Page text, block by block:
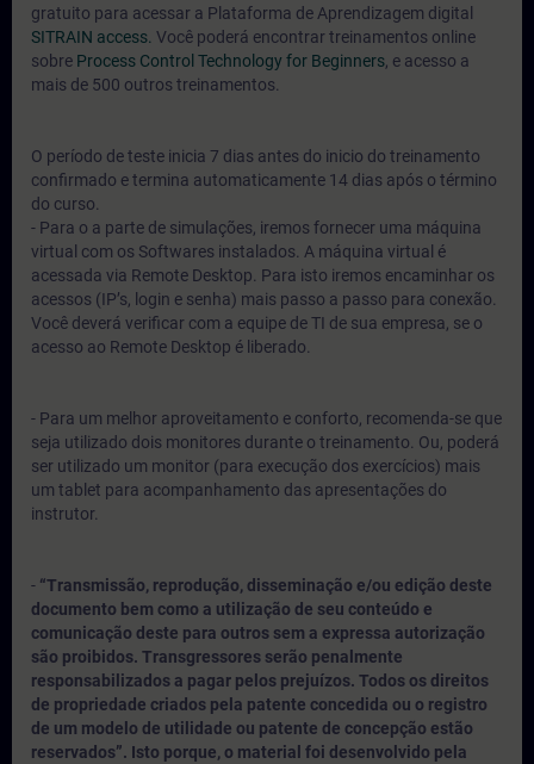
gratuito para acessar a Plataforma de Aprendizagem digital
SITRAIN access. Você poderá encontrar treinamentos online
sobre Process Control Technology for Beginners, e acesso a
mais de 500 outros treinamentos.
O período de teste inicia 7 dias antes do inicio do treinamento
confirmado e termina automaticamente 14 dias após o término
do curso.
- Para o a parte de simulações, iremos fornecer uma máquina
virtual com os Softwares instalados. A máquina virtual é
acessada via Remote Desktop. Para isto iremos encaminhar os
acessos (IP’s, login e senha) mais passo a passo para conexão.
Você deverá verificar com a equipe de TI de sua empresa, se o
acesso ao Remote Desktop é liberado.
- Para um melhor aproveitamento e conforto, recomenda-se que
seja utilizado dois monitores durante o treinamento. Ou, poderá
ser utilizado um monitor (para execução dos exercícios) mais
um tablet para acompanhamento das apresentações do
instrutor.
- “Transmissão, reprodução, disseminação e/ou edição deste
documento bem como a utilização de seu conteúdo e
comunicação deste para outros sem a expressa autorização
são proibidos. Transgressores serão penalmente
responsabilizados a pagar pelos prejuízos. Todos os direitos
de propriedade criados pela patente concedida ou o registro
de um modelo de utilidade ou patente de concepção estão
reservados”. Isto porque, o material foi desenvolvido pela